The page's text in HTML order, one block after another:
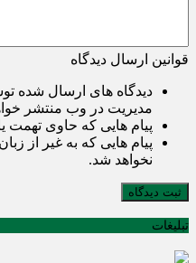
قوانین ارسال دیدگاه
دیدگاه های ارسال شده
مدیریت در وب منتشر
پیام هایی که حاوی تهمت
پیام هایی که به غیر از
نخواهد شد.
ثبت دیدگاه
تبلیغات